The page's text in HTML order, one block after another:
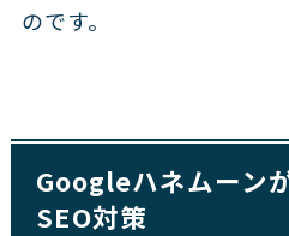
のです。
Googleハネムーン
SEO対策